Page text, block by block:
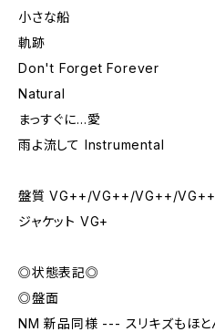
小さな船
軌跡
Don't Forget Forever
Natural
まっすぐに…愛
雨よ流して Instrumental
盤質 VG++/VG++/VG++/VG++
ジャケット VG+
◎状態表記◎
◎盤面
NM 新品同様 --- スリキズもほと